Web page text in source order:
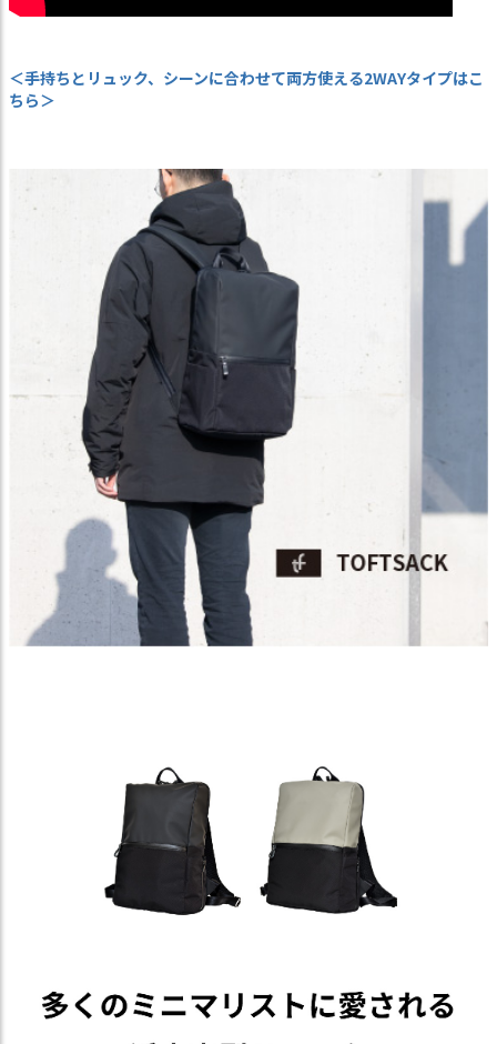
＜手持ちとリュック、シーンに合わせて両方使える2WAYタイプはこ
ちら＞